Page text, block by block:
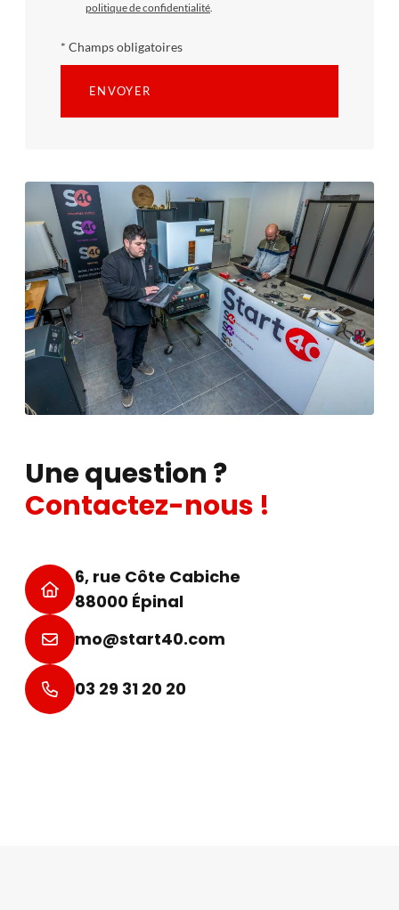
politique de confidentialité.
* Champs obligatoires
Une question ?
Contactez-nous !
6, rue Côte Cabiche
88000 Épinal
mo@start40.com
03 29 31 20 20